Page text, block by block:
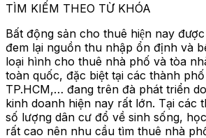
TÌM KIẾM THEO TỪ KHÓA
Bất động sản cho thuê hiện nay
đem lại nguồn thu nhập ổn định và
loại hình cho thuê nhà phố và tòa
toàn quốc, đặc biệt tại các thành
TP.HCM,… đang trên đà phát triển
kinh doanh hiện nay rất lớn. Tại các
số lượng dân cư đổ về sinh sống,
rất cao nên nhu cầu tìm thuê nhà